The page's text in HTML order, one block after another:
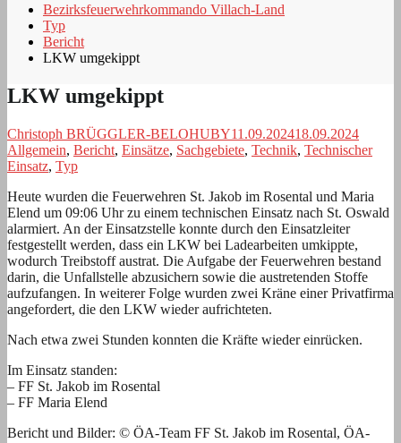
Bezirksfeuerwehrkommando Villach-Land
Typ
Bericht
LKW umgekippt
LKW umgekippt
Christoph BRÜGGLER-BELOHUBY11.09.202418.09.2024
Allgemein, Bericht, Einsätze, Sachgebiete, Technik, Technischer
Einsatz, Typ
Heute wurden die Feuerwehren St. Jakob im Rosental und Maria
Elend um 09:06 Uhr zu einem technischen Einsatz nach St. Oswald
alarmiert. An der Einsatzstelle konnte durch den Einsatzleiter
festgestellt werden, dass ein LKW bei Ladearbeiten umkippte,
wodurch Treibstoff austrat. Die Aufgabe der Feuerwehren bestand
darin, die Unfallstelle abzusichern sowie die austretenden Stoffe
aufzufangen. In weiterer Folge wurden zwei Kräne einer Privatfirma
angefordert, die den LKW wieder aufrichteten.
Nach etwa zwei Stunden konnten die Kräfte wieder einrücken.
Im Einsatz standen:
– FF St. Jakob im Rosental
– FF Maria Elend
Bericht und Bilder: © ÖA-Team FF St. Jakob im Rosental, ÖA-